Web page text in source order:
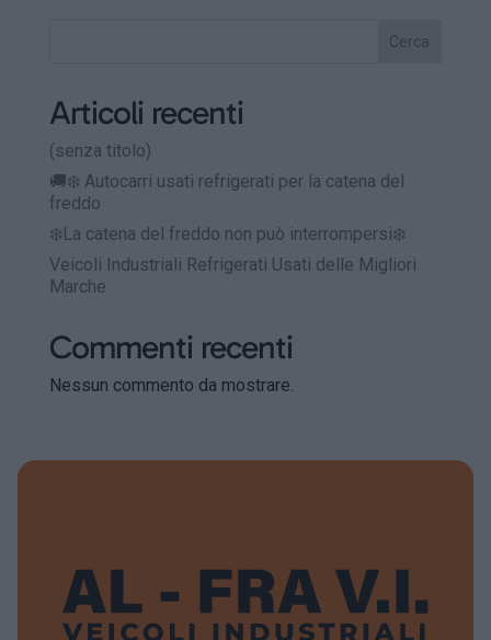
Cerca
Articoli recenti
(senza titolo)
🚚❄️ Autocarri usati refrigerati per la catena del
freddo
❄️La catena del freddo non può interrompersi❄️
Veicoli Industriali Refrigerati Usati delle Migliori
Marche
Commenti recenti
Nessun commento da mostrare.